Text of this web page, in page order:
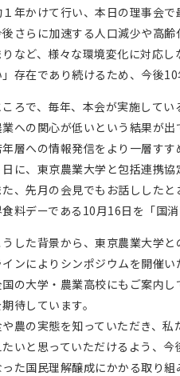
年かけて行い、本日の理事会で
さらに加速する人口減少や高
など、様々な環境変化に対応
存在であり続けるため、今後
ろで、毎年、本会が実施して
への関心が低いという結果が出
層への情報発信をより一層す
に、東京農業大学と包括連携協
、先月の会見でもお話ししたと
料デーである10月16日を「国
した背景から、東京農業大学と
インによりシンポジウムを開催い
の大学・農業高校にもご案内し
待しています。
農の実態を知っていただき、私
いと思っていただけるよう、
った国民理解醸成にかかる取り組